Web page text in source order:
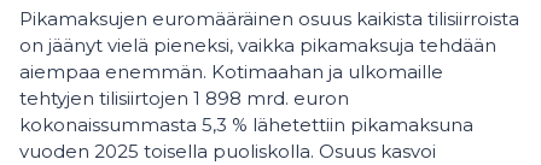
Pikamaksujen euromääräinen osuus kaikista tilisiirroista
on jäänyt vielä pieneksi, vaikka pikamaksuja tehdään
aiempaa enemmän. Kotimaahan ja ulkomaille
tehtyjen tilisiirtojen 1 898 mrd. euron
kokonaissummasta 5,3 % lähetettiin pikamaksuna
vuoden 2025 toisella puoliskolla. Osuus kasvoi